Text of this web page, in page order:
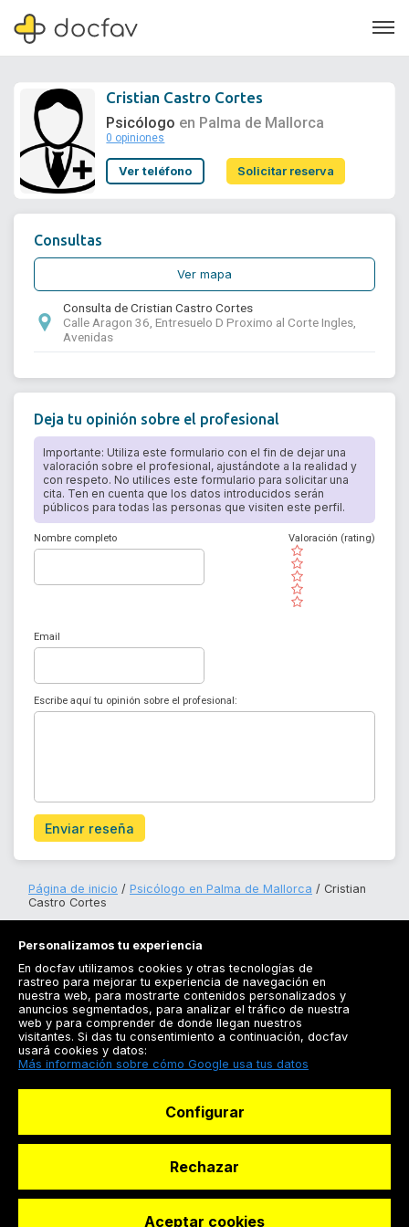
Soporte
Cristian Castro Cortes
Psicólogo en Palma de Mallorca
0 opiniones
Ver teléfono Solicitar reserva
Consultas
Ver mapa
Consulta de Cristian Castro Cortes
Calle Aragon 36, Entresuelo D Proximo al Corte Ingles,
Avenidas
Deja tu opinión sobre el profesional
Importante: Utiliza este formulario con el fin de dejar una
valoración sobre el profesional, ajustándote a la realidad y
con respeto. No utilices este formulario para solicitar una
cita. Ten en cuenta que los datos introducidos serán
públicos para todas las personas que visiten este perfil.
Nombre completo
( )
( )
( )
( )
( )
Valoración (rating)
Email
Escribe aquí tu opinión sobre el profesional:
Enviar reseña
Página de inicio Psicólogo en Palma de Mallorca
Cristian
Castro Cortes
Registrarse
Docfav
Personalizamos tu experiencia
En docfav utilizamos cookies y otras tecnologías de
rastreo para mejorar tu experiencia de navegación en
nuestra web, para mostrarte contenidos personalizados y
anuncios segmentados, para analizar el tráfico de nuestra
web y para comprender de donde llegan nuestros
visitantes. Si das tu consentimiento a continuación, docfav
usará cookies y datos:
Más información sobre cómo Google usa tus datos
Configurar
Rechazar
Aceptar cookies